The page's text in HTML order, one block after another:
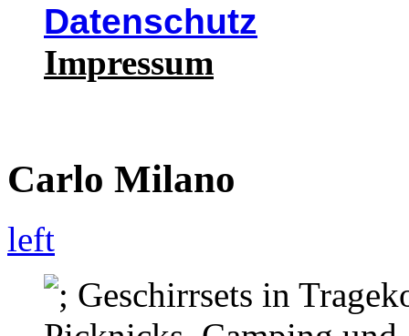
Datenschutz
Impressum
Carlo Milano
left